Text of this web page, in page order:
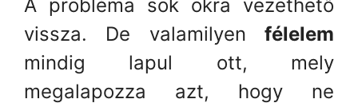
A probléma sok okra vezethető
vissza. De valamilyen félelem
mindig lapul ott, mely
megalapozza azt, hogy ne